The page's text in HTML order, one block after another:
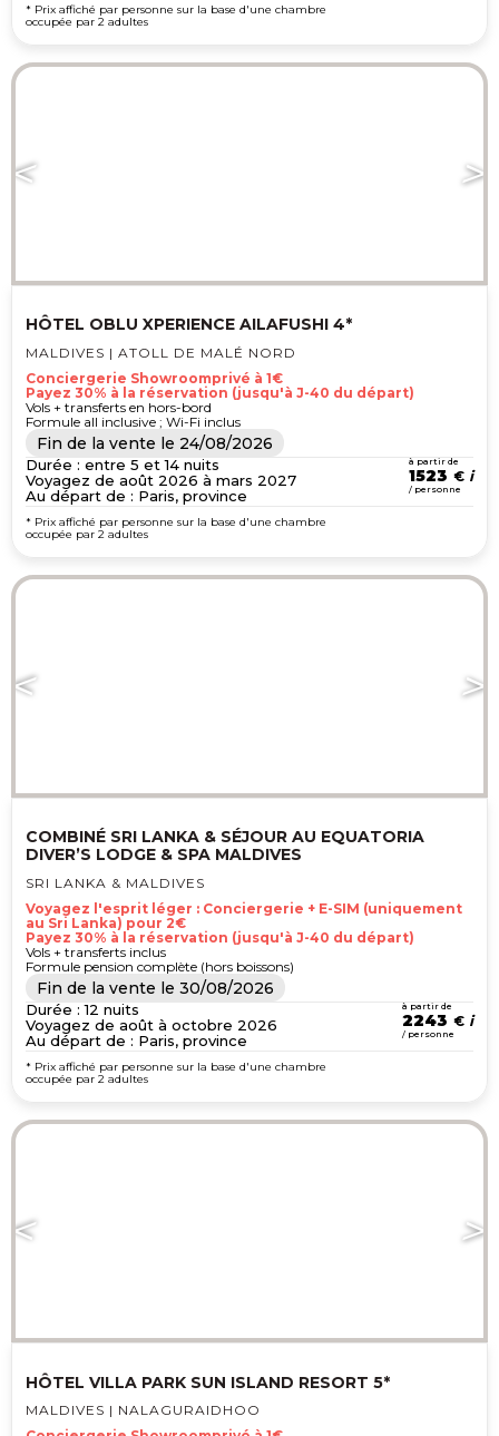
* Prix affiché par personne sur la base d'une chambre
occupée par 2 adultes
HÔTEL OBLU XPERIENCE AILAFUSHI 4*
MALDIVES | ATOLL DE MALÉ NORD
Conciergerie Showroomprivé à 1€
Payez 30% à la réservation (jusqu'à J-40 du départ)
Vols + transferts en hors-bord
Formule all inclusive ; Wi-Fi inclus
Fin de la vente le 24/08/2026
Durée : entre 5 et 14 nuits
Voyagez de août 2026 à mars 2027
Au départ de : Paris, province
à partir de
1523 €
/ personne
* Prix affiché par personne sur la base d'une chambre
occupée par 2 adultes
COMBINÉ SRI LANKA & SÉJOUR AU EQUATORIA
DIVER’S LODGE & SPA MALDIVES
SRI LANKA & MALDIVES
Voyagez l'esprit léger : Conciergerie + E-SIM (uniquement
au Sri Lanka) pour 2€
Payez 30% à la réservation (jusqu'à J-40 du départ)
Vols + transferts inclus
Formule pension complète (hors boissons)
Fin de la vente le 30/08/2026
Durée : 12 nuits
Voyagez de août à octobre 2026
Au départ de : Paris, province
à partir de
2243 €
/ personne
* Prix affiché par personne sur la base d'une chambre
occupée par 2 adultes
HÔTEL VILLA PARK SUN ISLAND RESORT 5*
MALDIVES | NALAGURAIDHOO